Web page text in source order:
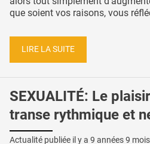
que soient vos raisons, vous
LIRE LA SUITE
SEXUALITÉ: Le
transe rythmique et
Actualité publiée il y a 9 années 9 mois